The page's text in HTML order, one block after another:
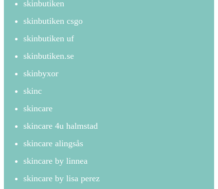
skinbutiken
skinbutiken csgo
skinbutiken uf
skinbutiken.se
skinbyxor
skinc
skincare
skincare 4u halmstad
skincare alingsås
skincare by linnea
skincare by lisa perez